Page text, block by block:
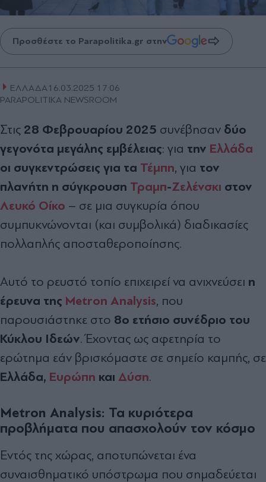
Προσθέστε το Parapolitika.gr στην
ΕΛΛΑΔΑ16.03.2025 17:06
PARAPOLITIKA NEWSROOM
Στις 28 Φεβρουαρίου 2025 συνέβησαν δύο
γεγονότα μεγάλης εμβέλειας: για την Ελλάδα
οι συγκεντρώσεις για τα Τέμπη, για τον
πλανήτη η σύγκρουση Τραμπ-Ζελένσκι στον
Λευκό Οίκο – σε μια συγκυρία όπου
συμπυκνώνονται (και συμβολικά) διαδικασίες
πολλαπλής αποσταθεροποίησης.
Αυτό το ρευστό τοπίο επιχειρεί να ανιχνεύσει η
έρευνα της Metron Analysis, που
παρουσιάστηκε στο 8ο ετήσιο συνέδριο του
Κύκλου Ιδεών. Έχοντας ως αφετηρία το
ερώτημα εάν βρισκόμαστε σε σημείο καμπής, σε
Ελλάδα, Ευρώπη και Δύση.
Metron Analysis: Τα κυριότερα
προβλήματα που απασχολούν τον κόσμο
Εντός της χώρας, αποτυπώνεται ένα
συναισθηματικό υπόστρωμα που σημαδεύεται